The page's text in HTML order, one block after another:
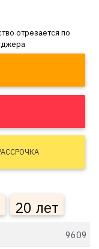
отрезается по
20 лет
9609